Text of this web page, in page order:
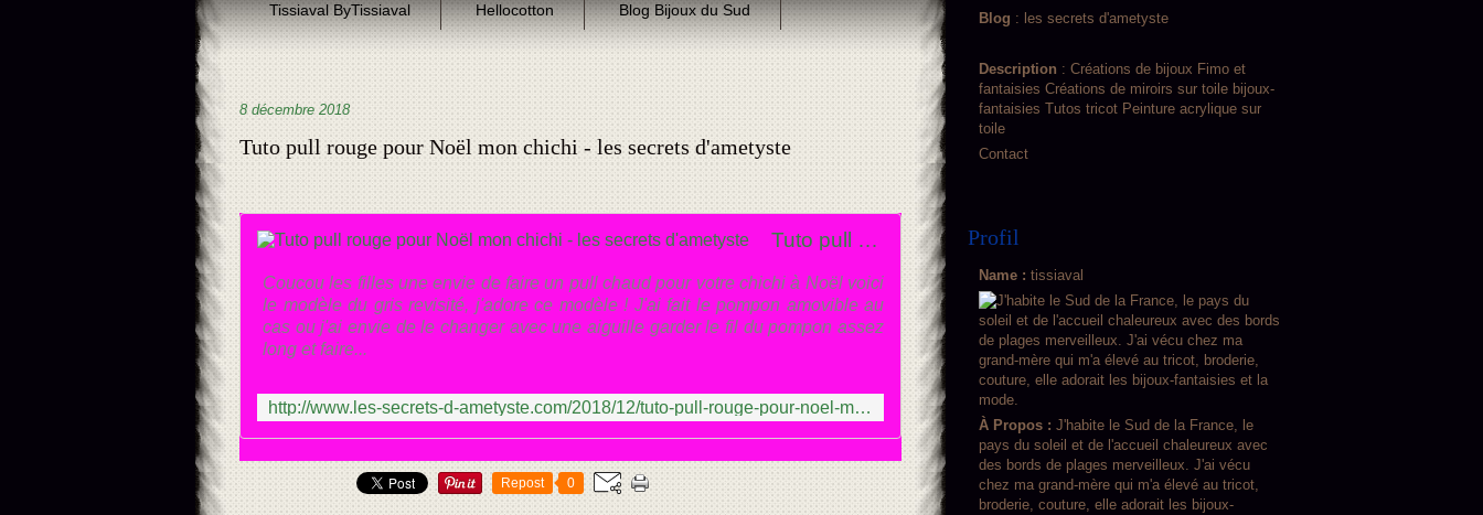
Tissiaval ByTissiaval Hellocotton Blog Bijoux du Sud
8 décembre 2018
Tuto pull rouge pour Noël mon chichi - les secrets d'ametyste
Tuto pull rouge pour Noël mon chichi - les secrets d'ametyste
Coucou les filles une envie de faire un pull chaud pour votre chichi à Noël voici
le modèle du gris revisité, j'adore ce modèle ! J'ai fait le pompon amovible au
cas ou j'ai envie de le changer avec une aiguille garder le fil du pompon assez
long et faire...
http://www.les-secrets-d-ametyste.com/2018/12/tuto-pull-rouge-pour-noel-mon-chichi.html
Repost 0
Blog : les secrets d'ametyste
Description : Créations de bijoux Fimo et
fantaisies Créations de miroirs sur toile bijoux-
fantaisies Tutos tricot Peinture acrylique sur
toile
Contact
Profil
Name : tissiaval
À Propos : J'habite le Sud de la France, le
pays du soleil et de l'accueil chaleureux avec
des bords de plages merveilleux. J'ai vécu
chez ma grand-mère qui m'a élevé au tricot,
broderie, couture, elle adorait les bijoux-